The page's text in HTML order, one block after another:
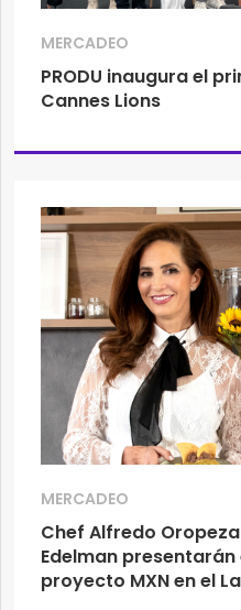
MERCADEO
PRODU inaugura el
Cannes Lions
MERCADEO
Chef Alfredo
Edelman
proyecto MXN en el